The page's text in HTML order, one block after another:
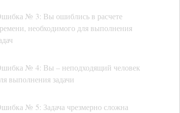
№ 3: Вы ошиблись в расчете
необходимого для выполнения
№ 4: Вы – неподходящий человек
выполнения задачи
№ 5: Задача чрезмерно сложна